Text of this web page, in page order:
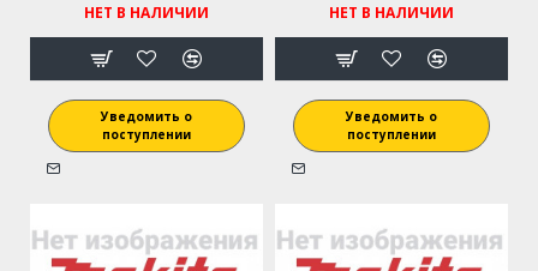
НЕТ В НАЛИЧИИ
Уведомить о
поступлении
НЕТ В НАЛИЧИИ
Уведомить о
поступлении